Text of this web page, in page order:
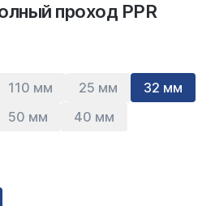
проход PPR
110 мм 25 мм
32 мм
50 мм 40 мм